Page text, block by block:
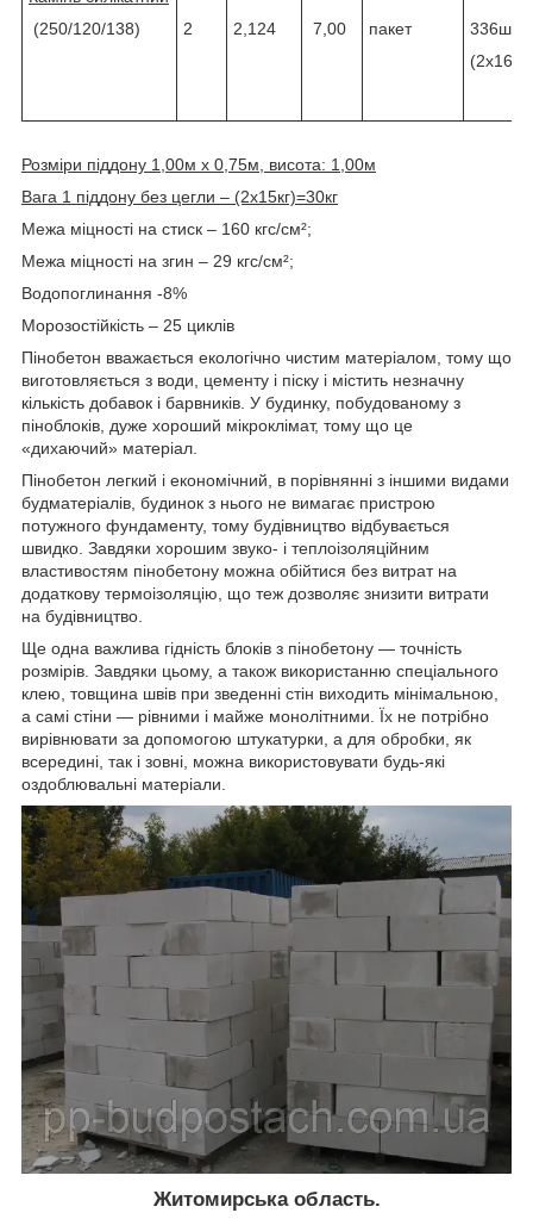
(250/120/138)
2 2,124 7,00 пакет
336шт
(2х168)
Розміри піддону 1,00м х 0,75м, висота: 1,00м
Вага 1 піддону без цегли – (2х15кг)=30кг
Межа міцності на стиск – 160 кгс/см²;
Межа міцності на згин – 29 кгс/см²;
Водопоглинання -8%
Морозостійкість – 25 циклів
Пінобетон вважається екологічно чистим матеріалом, тому що
виготовляється з води, цементу і піску і містить незначну
кількість добавок і барвників. У будинку, побудованому з
піноблоків, дуже хороший мікроклімат, тому що це
«дихаючий» матеріал.
Пінобетон легкий і економічний, в порівнянні з іншими видами
будматеріалів, будинок з нього не вимагає пристрою
потужного фундаменту, тому будівництво відбувається
швидко. Завдяки хорошим звуко- і теплоізоляційним
властивостям пінобетону можна обійтися без витрат на
додаткову термоізоляцію, що теж дозволяє знизити витрати
на будівництво.
Ще одна важлива гідність блоків з пінобетону ― точність
розмірів. Завдяки цьому, а також використанню спеціального
клею, товщина швів при зведенні стін виходить мінімальною,
а самі стіни ― рівними і майже монолітними. Їх не потрібно
вирівнювати за допомогою штукатурки, а для обробки, як
всередині, так і зовні, можна використовувати будь-які
оздоблювальні матеріали.
Житомирська область.